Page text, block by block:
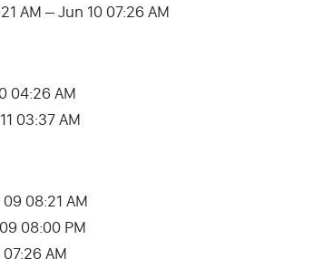
AM – Jun 10 07:26 AM
04:26 AM
03:37 AM
08:21 AM
08:00 PM
AM